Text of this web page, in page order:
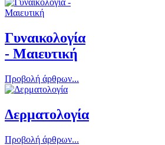
Γυναικολογία
- Μαιευτική
Προβολή άρθρων...
Δερματολογία
Προβολή άρθρων...